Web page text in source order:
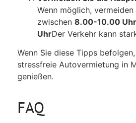
Wenn möglich, vermeiden
zwischen 8.00-10.00 Uhr
UhrDer Verkehr kann
Wenn Sie diese Tipps
stressfreie Autovermietung in
genießen.
FAQ